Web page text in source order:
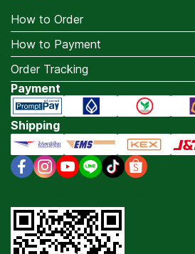
How to Order
How to Payment
Order Tracking
Payment
Shipping